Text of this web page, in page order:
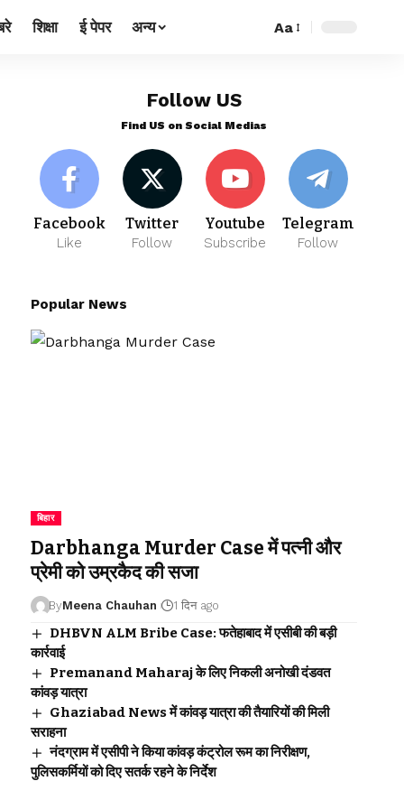
शिक्षा ई पेपर अन्य Aa
Follow US
Find US on Social Medias
Facebook
Like
Twitter
Follow
Youtube
Subscribe
Telegram
Follow
Popular News
बिहार
Darbhanga Murder Case में पत्नी और
प्रेमी को उम्रकैद की सजा
ByMeena Chauhan 1 दिन ago
DHBVN ALM Bribe Case: फतेहाबाद में एसीबी की बड़ी
कार्रवाई
Premanand Maharaj के लिए निकली अनोखी दंडवत
कांवड़ यात्रा
Ghaziabad News में कांवड़ यात्रा की तैयारियों की मिली
सराहना
नंदग्राम में एसीपी ने किया कांवड़ कंट्रोल रूम का निरीक्षण,
पुलिसकर्मियों को दिए सतर्क रहने के निर्देश